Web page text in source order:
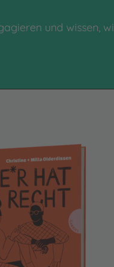
und wissen,